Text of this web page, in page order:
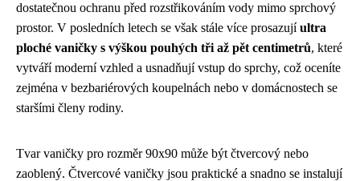
dostatečnou ochranu před rozstřikováním vody mimo sprchový
prostor. V posledních letech se však stále více prosazujíultra
ploché vaničky s výškou pouhých tři až pět centimetrů, které
vytváří moderní vzhled a usnadňují vstup do sprchy, což oceníte
zejména v bezbariérových koupelnách nebo v domácnostech se
staršími členy rodiny.
Tvar vaničky pro rozměr 90x90 může být čtvercový nebo
zaoblený. Čtvercové vaničky jsou praktické a snadno se instalují